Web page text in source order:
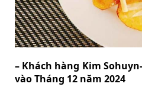
– Khách hàng Kim
vào Tháng 12 năm 2024